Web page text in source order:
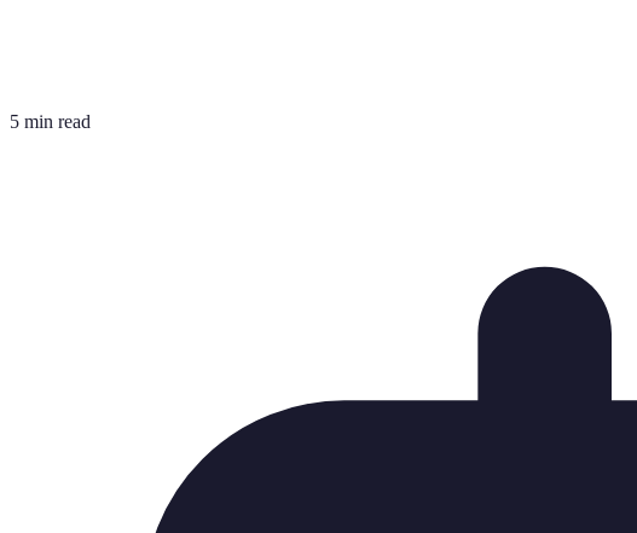
5 min read